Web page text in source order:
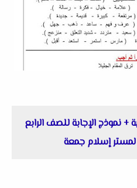
+ نموذج الإجابة للصف الرابع